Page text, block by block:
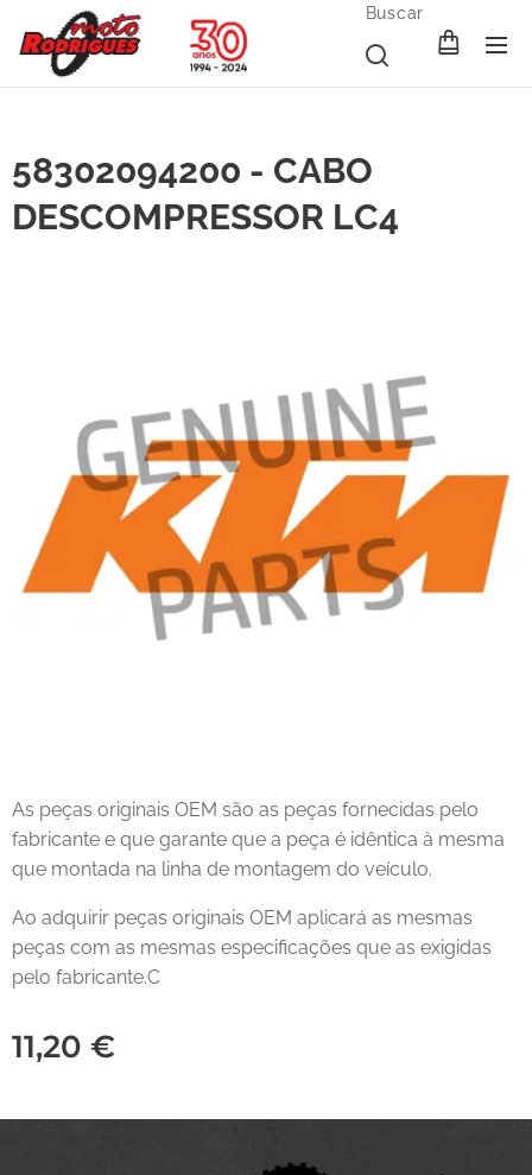
Buscar
58302094200 - CABO
DESCOMPRESSOR LC4
As peças originais OEM são as peças fornecidas pelo
fabricante e que garante que a peça é idêntica à mesma
que montada na linha de montagem do veículo.
Ao adquirir peças originais OEM aplicará as mesmas
peças com as mesmas especificações que as exigidas
pelo fabricante.C
11,20 €